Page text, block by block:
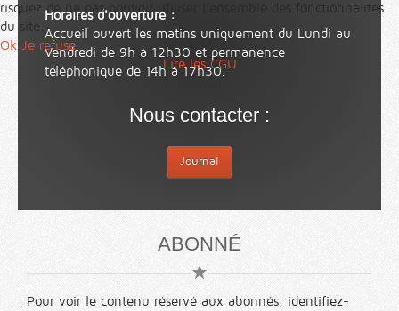
Horaires d'ouverture :
Accueil ouvert les matins uniquement du Lundi au
Vendredi de 9h à 12h30 et permanence
téléphonique de 14h à 17h30.
Nous contacter :
Journal
ABONNÉ
Pour voir le contenu réservé aux abonnés, identifiez-
risquez de ne pas pouvoir utiliser l’ensemble des fonctionnalités
du site.
Ok Je refuse
Lire les CGU